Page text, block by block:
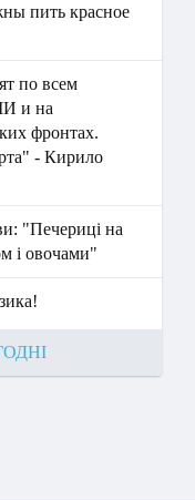
пить красное
по всем
и на
фронтах.
- Кирило
"Печериці на
і овочами"